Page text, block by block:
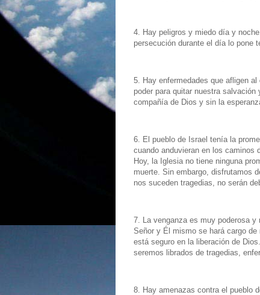
4. Hay peligros y miedo día y
persecución durante el día lo pone
5. Hay enfermedades que afligen
poder para quitar nuestra
compañía de Dios y sin la
6. El pueblo de Israel tenía la
cuando anduvieran en los caminos
Hoy, la Iglesia no tiene ninguna
muerte. Sin embargo, disfrutamos
nos suceden tragedias, no serán
7. La venganza es muy poderosa
Señor y Él mismo se hará cargo
está seguro en la liberación de
seremos librados de tragedias,
8. Hay amenazas contra el pueblo